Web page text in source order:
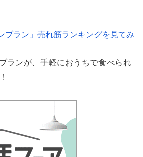
ブラン」売れ筋ランキングを見てみ
ランが、手軽におうちで食べられ